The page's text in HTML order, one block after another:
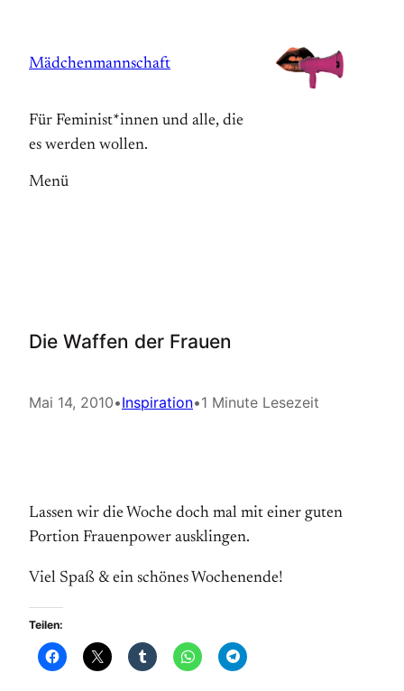
springen
Mädchenmannschaft
Für Feminist*innen und alle, die
es werden wollen.
Menü
Die Waffen der Frauen
Mai 14, 2010•Inspiration•1 Minute Lesezeit
Lassen wir die Woche doch mal mit einer guten
Portion Frauenpower ausklingen.
Viel Spaß & ein schönes Wochenende!
Teilen: